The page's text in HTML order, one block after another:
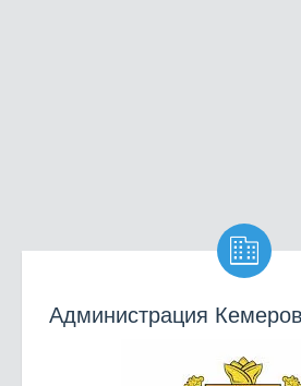

Администрация